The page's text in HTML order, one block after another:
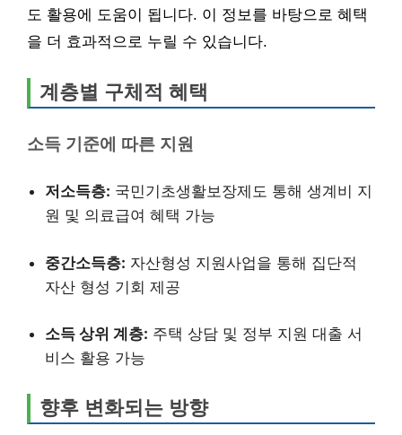
도 활용에 도움이 됩니다. 이 정보를 바탕으로 혜택
을 더 효과적으로 누릴 수 있습니다.
계층별 구체적 혜택
소득 기준에 따른 지원
저소득층: 국민기초생활보장제도 통해 생계비 지
원 및 의료급여 혜택 가능
중간소득층: 자산형성 지원사업을 통해 집단적
자산 형성 기회 제공
소득 상위 계층: 주택 상담 및 정부 지원 대출 서
비스 활용 가능
향후 변화되는 방향